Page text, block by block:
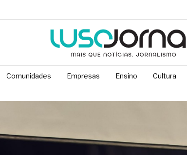
Comunidades Empresas Ensino Cultura